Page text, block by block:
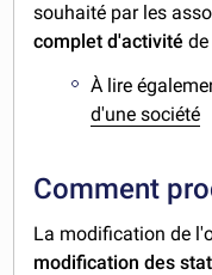
souhaité par les
complet d'activité
À lire
d'une société
Comment
La modification de
modification des